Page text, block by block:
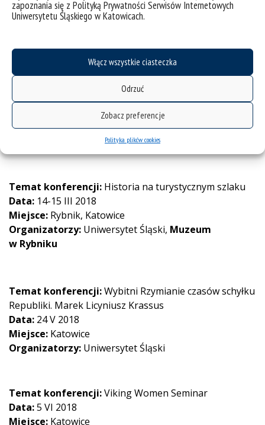
zapoznania się z Polityką Prywatności Serwisów Internetowych
Uniwersytetu Śląskiego w Katowicach.
Włącz wszystkie ciasteczka
Odrzuć
Zobacz preferencje
Polityka plików cookies
Temat konferencji:
Data:
Sosnowiec
Organizatorzy:
Uniwersytet Śląski, Instytut Zagłębia
Dąbrowskiego, Pałac Schoena Muzeum w Sosnowcu
Rok 2018
Temat konferencji: Historia na turystycznym szlaku
Data: 14-15 III 2018
Miejsce: Rybnik, Katowice
Organizatorzy: Uniwersytet Śląski, Muzeum
w Rybniku
Temat konferencji:Wybitni Rzymianie czasów schyłku
Republiki. Marek Licyniusz Krassus
Data: 24 V 2018
Miejsce: Katowice
Organizatorzy: Uniwersytet Śląski
Temat konferencji:Viking Women Seminar
Data:5 VI 2018
Miejsce: Katowice